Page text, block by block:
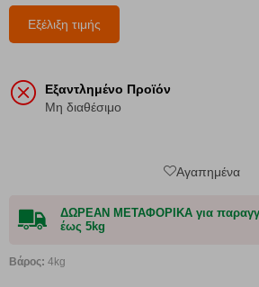
Εξέλιξη τιμής
Εξαντλημένο Προϊόν
Μη διαθέσιμο
Αγαπημένα
ΔΩΡΕΑΝ ΜΕΤΑΦΟΡΙΚΑ για
έως 5kg
Βάρος: 4kg